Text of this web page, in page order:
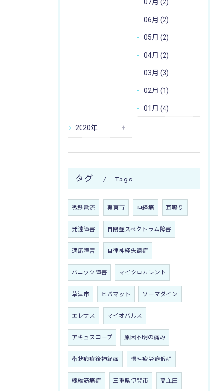
07月 (2)
06月 (2)
05月 (2)
04月 (2)
03月 (3)
02月 (1)
01月 (4)
2020年
タグ Tags
微弱電流 栗東市 神経痛 耳鳴り
発達障害 自閉症スペクトラム障害
適応障害 自律神経失調症
パニック障害 マイクロカレント
草津市 ヒバマット ソーマダイン
エレサス マイオパルス
アキュスコープ 原因不明の痛み
帯状疱疹後神経痛 慢性疲労症候群
線維筋痛症 三重県伊賀市 高血圧